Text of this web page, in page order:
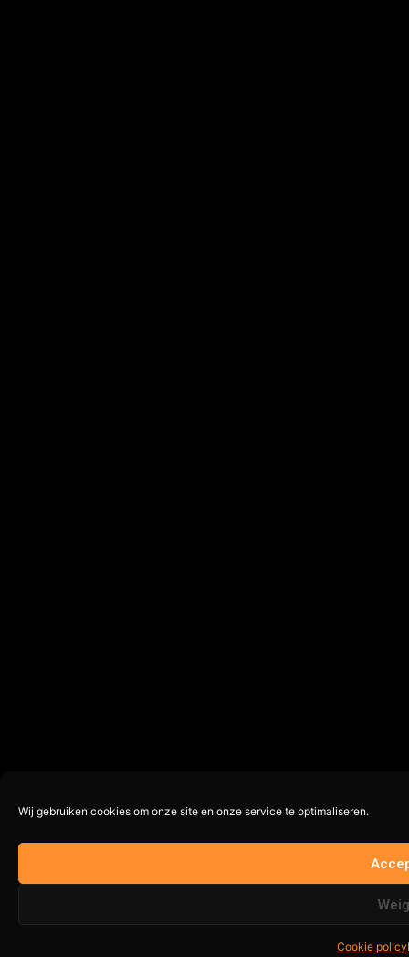
Wij gebruiken cookies om onze site en onze service te optimaliseren.
Cookie policy
Nog maar 1 op voorraad (kan nabesteld worden)
In winkelwagen